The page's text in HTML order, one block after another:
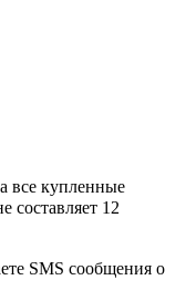
все купленные
составляет 12
SMS сообщения о